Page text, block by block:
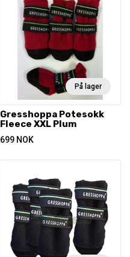
På lager
Gresshoppa Potesokk
Fleece XXL Plum
699 NOK